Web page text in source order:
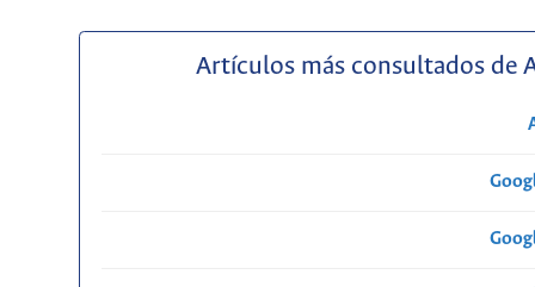
Artículos más consultados de